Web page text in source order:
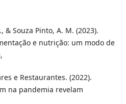
& Souza Pinto, A. M. (2023).
e nutrição: um modo de
e Restaurantes. (2022).
na pandemia revelam